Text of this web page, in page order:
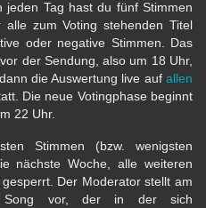
jeden Tag hast du fünf Stimmen
zum Voting stehenden Titel
oder negative Stimmen. Das
der Sendung, also um 18 Uhr,
die Auswertung live auf allen
Die neue Votingphase beginnt
22 Uhr.
Stimmen (bzw. wenigsten
nächste Woche, alle weiteren
Der Moderator stellt am
Song vor, der in der sich